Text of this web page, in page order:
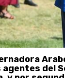
agentes del